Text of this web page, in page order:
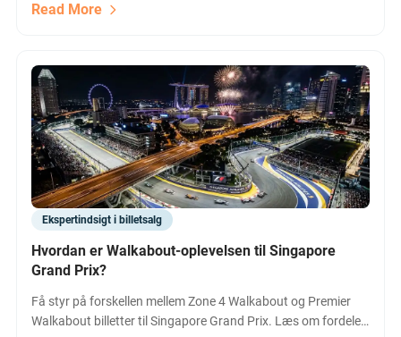
Read More
Ekspertindsigt i billetsalg
Hvordan er Walkabout-oplevelsen til Singapore
Grand Prix?
Få styr på forskellen mellem Zone 4 Walkabout og Premier
Walkabout billetter til Singapore Grand Prix. Læs om fordele,